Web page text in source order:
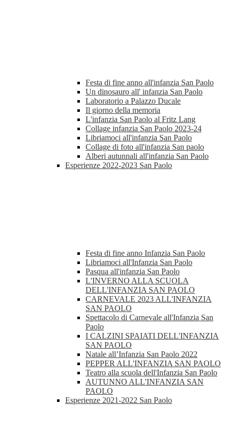
Festa di fine anno all'infanzia San Paolo
Un dinosauro all' infanzia San Paolo
Laboratorio a Palazzo Ducale
Il giorno della memoria
L'infanzia San Paolo al Fritz Lang
Collage infanzia San Paolo 2023-24
Libriamoci all'infanzia San Paolo
Collage di foto all'infanzia San paolo
Alberi autunnali all'infanzia San Paolo
Esperienze 2022-2023 San Paolo
Festa di fine anno Infanzia San Paolo
Libriamoci all'Infanzia San Paolo
Pasqua all'infanzia San Paolo
L'INVERNO ALLA SCUOLA
DELL'INFANZIA SAN PAOLO
CARNEVALE 2023 ALL'INFANZIA
SAN PAOLO
Spettacolo di Carnevale all'Infanzia San
Paolo
I CALZINI SPAIATI DELL'INFANZIA
SAN PAOLO
Natale all’Infanzia San Paolo 2022
PEPPER ALL'INFANZIA SAN PAOLO
Teatro alla scuola dell'Infanzia San Paolo
AUTUNNO ALL'INFANZIA SAN
PAOLO
Esperienze 2021-2022 San Paolo